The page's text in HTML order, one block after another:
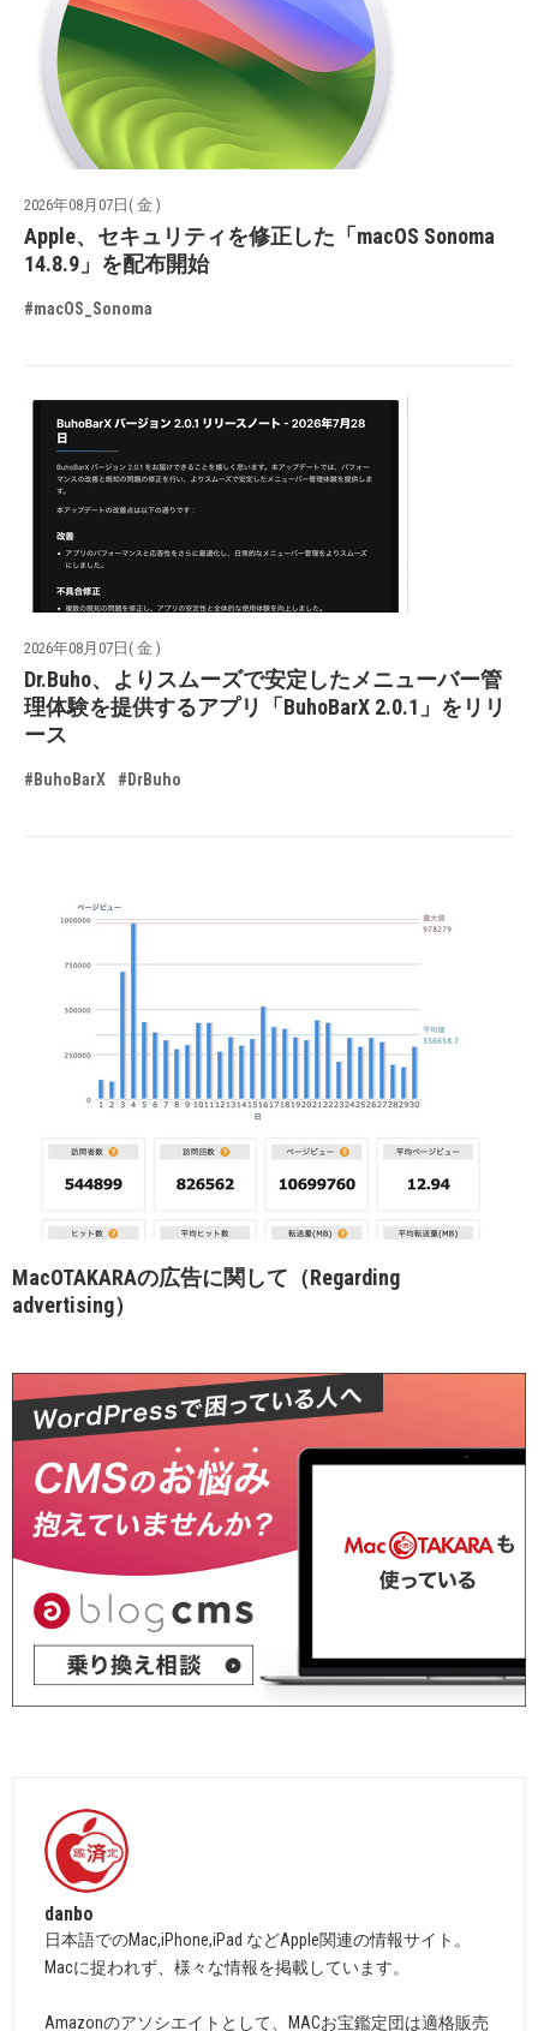
2026年08月07日( 金 )
Apple、セキュリティを修正した「macOS Sonoma
14.8.9」を配布開始
#macOS_Sonoma
2026年08月07日( 金 )
Dr.Buho、よりスムーズで安定したメニューバー管
理体験を提供するアプリ「BuhoBarX 2.0.1」をリリ
ース
#BuhoBarX #DrBuho
MacOTAKARAの広告に関して（Regarding
advertising）
danbo
日本語でのMac,iPhone,iPad などApple関連の情報サイト。
Macに捉われず、様々な情報を掲載しています。
Amazonのアソシエイトとして、MACお宝鑑定団は適格販売